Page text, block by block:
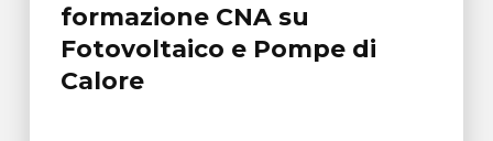
formazione CNA su
Fotovoltaico e Pompe di
Calore